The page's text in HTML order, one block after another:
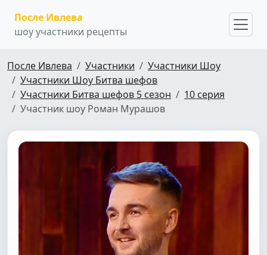
После Ивлева
шоу участники рецепты
После Ивлева Участники
Участники Шоу
Участники Шоу Битва шефов
Участники Битва шефов 5 сезон
10 серия
Участник шоу Роман Мурашов